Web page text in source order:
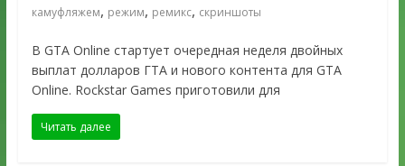
камуфляжем, режим, ремикс, скриншоты
В GTA Online стартует очередная неделя двойных
выплат долларов ГТА и нового контента для GTA
Online. Rockstar Games приготовили для
Читать далее